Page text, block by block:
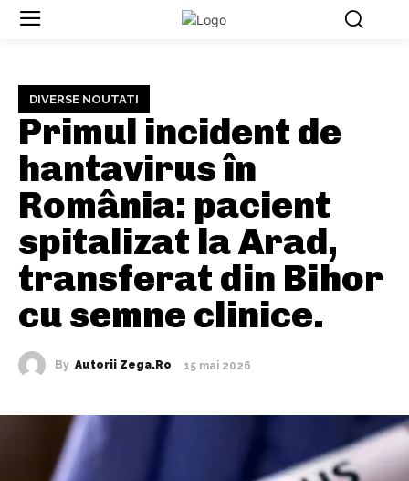
DIVERSE NOUTATI
Primul incident de
hantavirus în
România: pacient
spitalizat la Arad,
transferat din Bihor
cu semne clinice.
By Autorii Zega.ro 15 mai 2026